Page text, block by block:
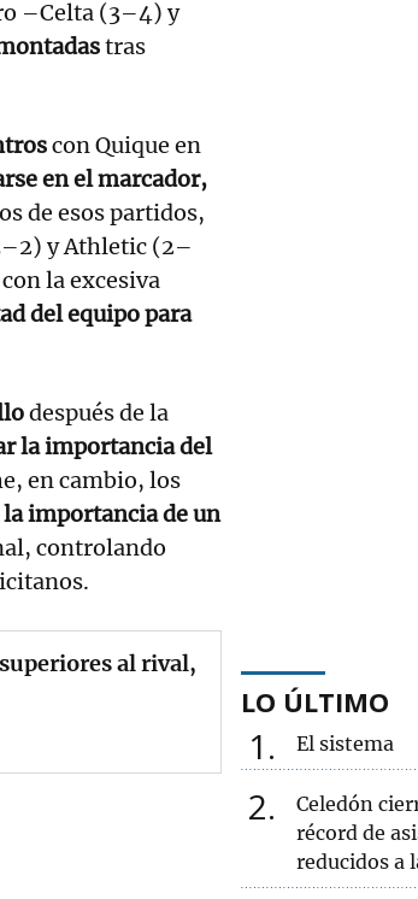
–Celta (3–4) y
tras
con Quique en
en el marcador,
de esos partidos,
y Athletic (2–
la excesiva
del equipo para
después de la
la importancia del
en cambio, los
importancia de un
controlando
al rival,
LO ÚLTIMO
1 El sistema
2
Celedón
récord de
reducidos a